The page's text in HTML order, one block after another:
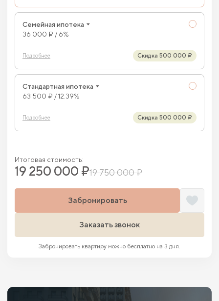
Семейная ипотека
36 000 ₽ / 6%
Подробнее Скидка 500 000 ₽
Стандартная ипотека
63 500 ₽ / 12.39%
Подробнее Скидка 500 000 ₽
Итоговая стоимость:
19 250 000 ₽19 750 000 ₽
Забронировать
Заказать звонок
Забронировать квартиру можно бесплатно на 3 дня.